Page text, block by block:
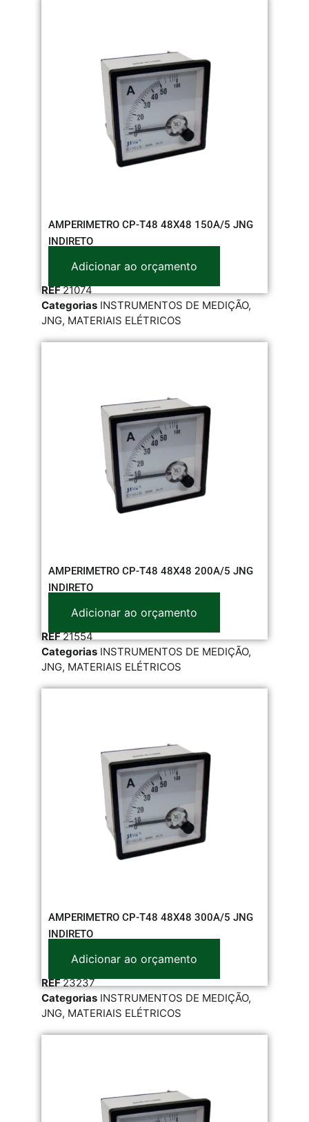
AMPERIMETRO CP-T48 48X48 150A/5 JNG
INDIRETO
Adicionar ao orçamento
REF21074
Categorias INSTRUMENTOS DE MEDIÇÃO,
JNG, MATERIAIS ELÉTRICOS
AMPERIMETRO CP-T48 48X48 200A/5 JNG
INDIRETO
Adicionar ao orçamento
REF21554
Categorias INSTRUMENTOS DE MEDIÇÃO,
JNG, MATERIAIS ELÉTRICOS
AMPERIMETRO CP-T48 48X48 300A/5 JNG
INDIRETO
Adicionar ao orçamento
REF23237
Categorias INSTRUMENTOS DE MEDIÇÃO,
JNG, MATERIAIS ELÉTRICOS